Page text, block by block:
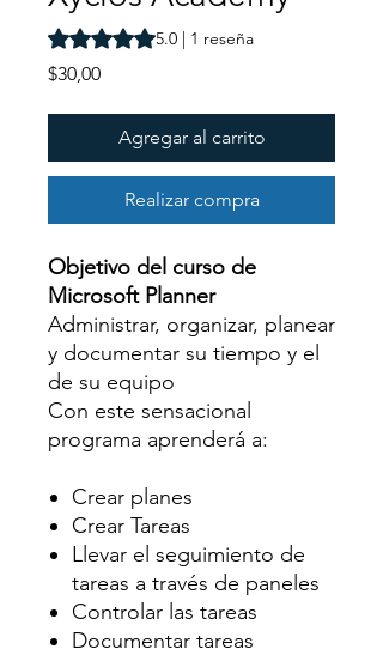
Según 1 reseña, la calificación es de
5.0 | 1 reseña
$30,00Precio
Agregar al carrito
Realizar compra
Objetivo del curso de
Microsoft Planner
Administrar, organizar, planear
y documentar su tiempo y el
de su equipo
Con este sensacional
programa aprenderá a:
Crear planes
Crear Tareas
Llevar el seguimiento de
tareas a través de paneles
Controlar las tareas
Documentar tareas